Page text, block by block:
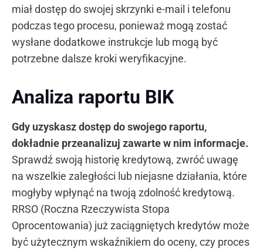
miał dostęp do swojej skrzynki e-mail i telefonu
podczas tego procesu, ponieważ mogą zostać
wysłane dodatkowe instrukcje lub mogą być
potrzebne dalsze kroki weryfikacyjne.
Analiza raportu BIK
Gdy uzyskasz dostęp do swojego raportu,
dokładnie przeanalizuj zawarte w nim informacje.
Sprawdź swoją historię kredytową, zwróć uwagę
na wszelkie zaległości lub niejasne działania, które
mogłyby wpłynąć na twoją zdolność kredytową.
RRSO (Roczna Rzeczywista Stopa
Oprocentowania) już zaciągniętych kredytów może
być użytecznym wskaźnikiem do oceny, czy proces